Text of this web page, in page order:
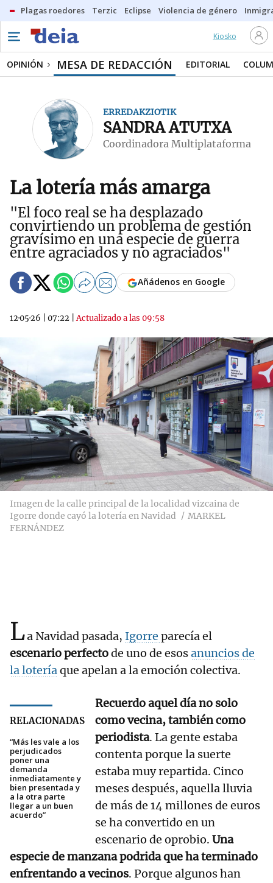
Plagas roedores Terzic Eclipse Violencia de género
Kiosko
OPINIÓN MESA DE REDACCIÓN EDITORIAL
ERREDAKZIOTIK
SANDRA ATUTXA
Coordinadora Multiplataforma
La lotería más amarga
"El foco real se ha desplazado
convirtiendo un problema de gestión
gravísimo en una especie de guerra
entre agraciados y no agraciados"
12·05·26 07:22 |Actualizado a las 09:58
Añádenos en Google
Imagen de la calle principal de la localidad vizcaina de
Igorre donde cayó la lotería en Navidad
MARKEL
FERNÁNDEZ
La Navidad pasada, Igorre parecía el
escenario perfectode uno de esosanuncios de
la loteríaque apelan a la emoción colectiva.
RELACIONADAS
“Más les vale a los
perjudicados
poner una
demanda
inmediatamente y
bien presentada y
a la otra parte
llegar a un buen
acuerdo”
Recuerdo aquel día no solo
como vecina, también como
periodista. La gente estaba
contenta porque la suerte
estaba muy repartida. Cinco
meses después, aquella lluvia
de más de 14 millones de euros
se ha convertido en un
escenario de oprobio. Una
especie de manzana podrida que ha terminado
enfrentando a vecinos. Porque algunos han